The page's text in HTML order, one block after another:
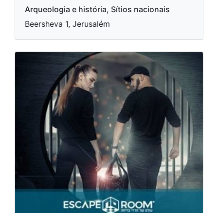
Arqueologia e história, Sítios nacionais
Beersheva 1, Jerusalém